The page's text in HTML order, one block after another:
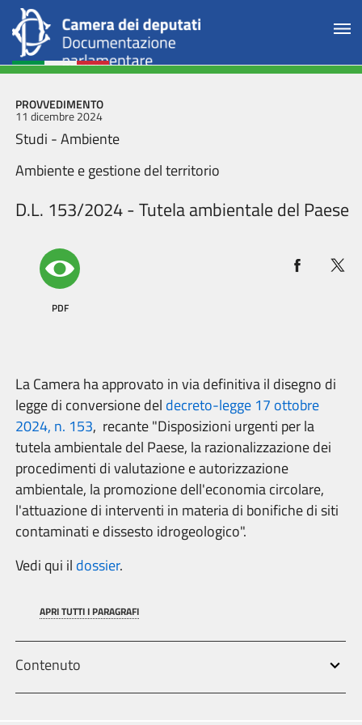
PROVVEDIMENTO
11 dicembre 2024
Studi - Ambiente
Ambiente e gestione del territorio
D.L. 153/2024 - Tutela ambientale del Paese
PDF
La Camera ha approvato in via definitiva il disegno di
legge di conversione del decreto-legge 17 ottobre
2024, n. 153, recante "Disposizioni urgenti per la
tutela ambientale del Paese, la razionalizzazione dei
procedimenti di valutazione e autorizzazione
ambientale, la promozione dell'economia circolare,
l'attuazione di interventi in materia di bonifiche di siti
contaminati e dissesto idrogeologico".
Vedi qui il dossier.
APRI TUTTI I PARAGRAFI
Contenuto